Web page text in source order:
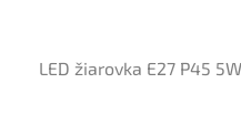
LED žiarovka E27 P45